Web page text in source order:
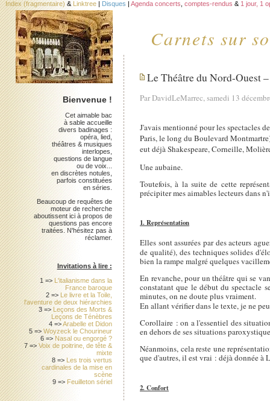
Carnets sur
Index (fragmentaire) & Linktree | Disques | Agenda concerts comptes-rendus & 1 jour, 1
Le Théâtre du Nord-Ouest
Par DavidLeMarrec, samedi 13
J'avais mentionné pour les spectacles
Paris, le long du Boulevard
eut déjà Shakespeare, Corneille,
Une aubaine.
Toutefois, à la suite de cette
précipiter mes aimables lecteurs dans
1. Représentation
Elles sont assurées par des acteurs
de qualité), des techniques solides
bien la rampe malgré quelques
En revanche, pour un théâtre qui se
constatant que le début du spectacle
minutes, on ne doute plus vraiment.
En allant vérifier dans le texte, je ne
Corollaire : on a l'essentiel des
en dehors de ses situations
Néanmoins, cela reste une
que d'autres, il est vrai : déjà donnée
2. Confort
Bienvenue !
Cet aimable bac
à sable accueille
divers badinages :
opéra, lied,
théâtres & musiques
interlopes,
questions de langue
ou de voix...
en discrètes notules,
parfois constituées
en séries.
Beaucoup de requêtes de
moteur de recherche
aboutissent ici à propos de
questions pas encore
traitées. N'hésitez pas à
réclamer.
Invitations à lire :
1 => L'italianisme dans la
France baroque
2 => Le livre et la Toile,
l'aventure de deux hiérarchies
3 => Leçons des Morts &
Leçons de Ténèbres
4 =>Arabelle et Didon
5 =>Woyzeck le Chourineur
6 => Nasal ou engorgé ?
7 =>Voix de poitrine, de tête &
mixte
8 => Les trois vertus
cardinales de la mise en
scène
9 => Feuilleton sériel